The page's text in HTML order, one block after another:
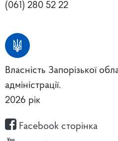
(061) 280 52 22
Власність Запорізької
адміністрації.
2026 рік
Facebook сторінка